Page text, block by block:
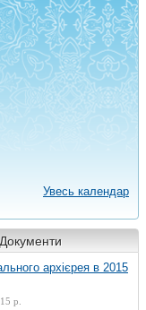
Увесь календар
Документи
архієрея в 2015
р.